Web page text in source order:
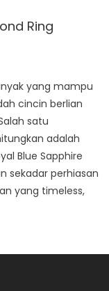
Ring
yang mampu
cincin berlian
satu
adalah
Blue Sapphire
sekadar perhiasan
yang timeless,